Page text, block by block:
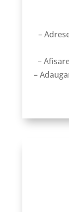
–
–
–